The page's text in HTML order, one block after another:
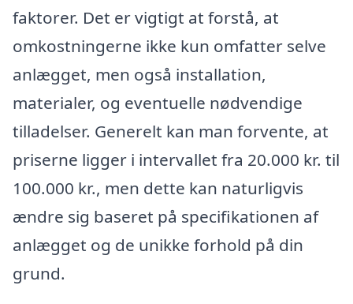
faktorer. Det er vigtigt at forstå, at
omkostningerne ikke kun omfatter selve
anlægget, men også installation,
materialer, og eventuelle nødvendige
tilladelser. Generelt kan man forvente, at
priserne ligger i intervallet fra 20.000 kr. til
100.000 kr., men dette kan naturligvis
ændre sig baseret på specifikationen af
anlægget og de unikke forhold på din
grund.